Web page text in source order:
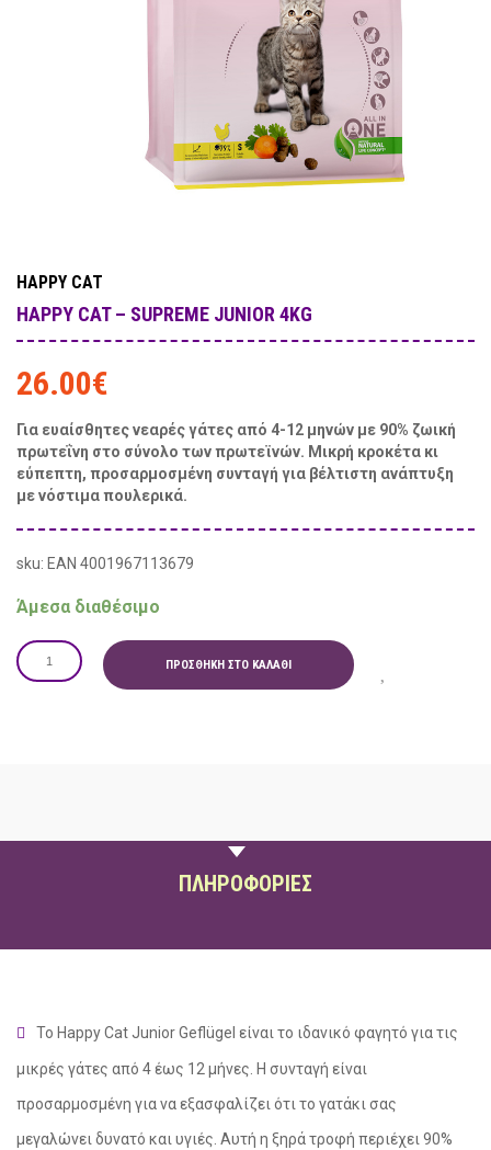
HAPPY CAT
HAPPY CAT – SUPREME JUNIOR 4KG
26.00€
Για ευαίσθητες νεαρές γάτες από 4-12 μηνών με 90% ζωική
πρωτεΐνη στο σύνολο των πρωτεϊνών. Μικρή κροκέτα κι
εύπεπτη, προσαρμοσμένη συνταγή για βέλτιστη ανάπτυξη
με νόστιμα πουλερικά.
sku: EAN 4001967113679
Άμεσα διαθέσιμο
ΠΡΟΣΘΉΚΗ ΣΤΟ ΚΑΛΆΘΙ
ΠΛΗΡΟΦΟΡΙΕΣ
Το Happy Cat Junior Geflügel είναι το ιδανικό φαγητό για τις
μικρές γάτες από 4 έως 12 μήνες. Η συνταγή είναι
προσαρμοσμένη για να εξασφαλίζει ότι το γατάκι σας
μεγαλώνει δυνατό και υγιές. Αυτή η ξηρά τροφή περιέχει 90%